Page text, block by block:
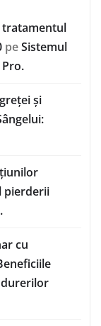
tratamentul
peSistemul
și
pierderii
cu